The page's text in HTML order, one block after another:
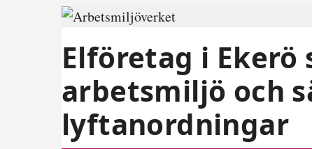
Elföretag i
arbetsmiljö och
lyftanordningar